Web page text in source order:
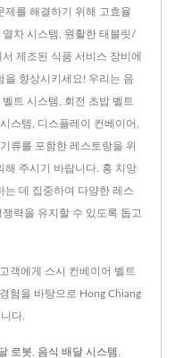
제를 해결하기 위해 고효율
차 시스템, 원활한 태블릿/
제조된 식품 서비스 장비에
을 향상시키세요! 우리는 음
트 시스템, 회전 초밥 벨트
스템, 디스플레이 컨베이어,
류를 포함한 레스토랑을 위
해 주시기 바랍니다. 홍 치앙
는 데 집중하여 다양한 레스
력을 유지할 수 있도록 돕고
객에게 스시 컨베이어 벨트
험을 바탕으로 Hong Chiang
다.
로봇 음식 배달 시스템